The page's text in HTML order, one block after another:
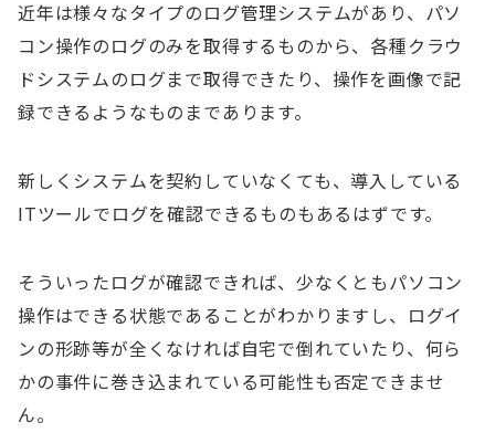
近年は様々なタイプのログ管理システムがあり、パソ
コン操作のログのみを取得するものから、各種クラウ
ドシステムのログまで取得できたり、操作を画像で記
録できるようなものまであります。
新しくシステムを契約していなくても、導入している
ITツールでログを確認できるものもあるはずです。
そういったログが確認できれば、少なくともパソコン
操作はできる状態であることがわかりますし、ログイ
ンの形跡等が全くなければ自宅で倒れていたり、何ら
かの事件に巻き込まれている可能性も否定できませ
ん。